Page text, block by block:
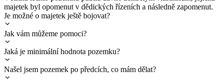
majetek byl opomenut v dědických řízeních a následně zapomenut.
Je možné o majetek ještě bojovat?
Jak vám můžeme pomoci?
Jaká je minimální hodnota pozemku?
Našel jsem pozemek po předcích, co mám dělat?